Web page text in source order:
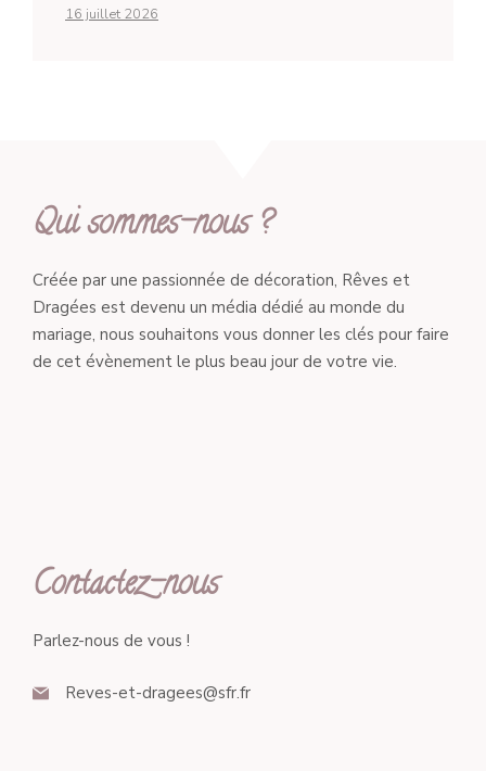
16 juillet 2026
Qui sommes-nous ?
Créée par une passionnée de décoration, Rêves et
Dragées est devenu un média dédié au monde du
mariage, nous souhaitons vous donner les clés pour faire
de cet évènement le plus beau jour de votre vie.
Contactez-nous
Parlez-nous de vous !
Reves-et-dragees@sfr.fr